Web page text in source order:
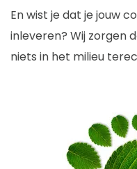
En wist je dat je jouw
inleveren? Wij zorgen
niets in het milieu